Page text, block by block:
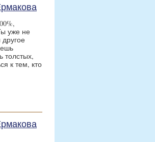
уже не
толстых,
к тем, кто